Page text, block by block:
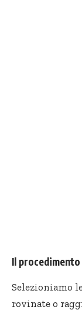
Il procedimento
Selezioniamo
rovinate o